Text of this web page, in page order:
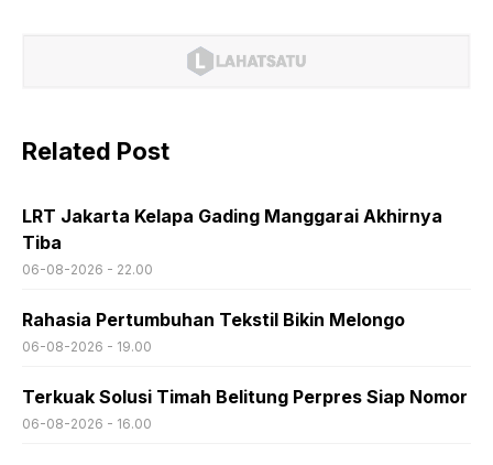
Related Post
LRT Jakarta Kelapa Gading Manggarai Akhirnya
Tiba
06-08-2026 - 22.00
Rahasia Pertumbuhan Tekstil Bikin Melongo
06-08-2026 - 19.00
Terkuak Solusi Timah Belitung Perpres Siap Nomor
06-08-2026 - 16.00